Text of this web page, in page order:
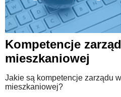
Kompetencje
mieszkaniowej
Jakie są kompetencje zarządu
mieszkaniowej?